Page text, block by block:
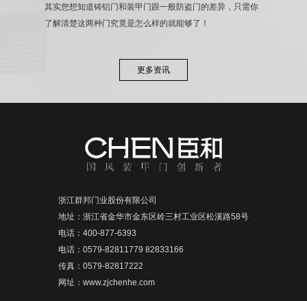
其实您想知道铸铝门和装甲门跟一般防盗门的差异，只需你
了解清楚这两种门究竟是怎么样的就能够了！
更多资讯
浙江群邦门业股份有限公司
地址：浙江省金华市金东区岭三村工业区松溪路58号
电话：400-877-6393
电话：0579-82811779 82833166
传真：0579-82817222
网址：www.zjchenhe.com